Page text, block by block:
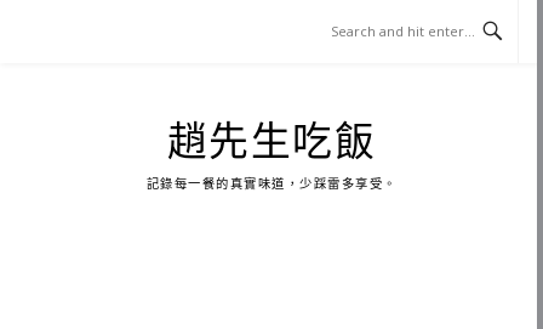
趙先生吃飯
記錄每一餐的真實味道，少踩雷多享受。